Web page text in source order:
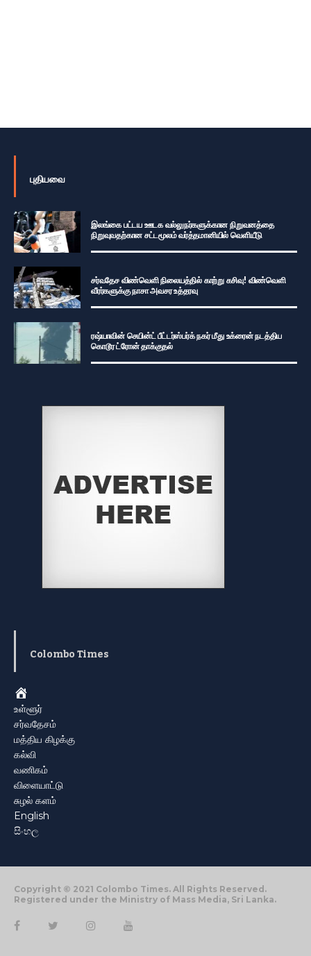
புதியவை
இலங்கை பட்டய ஊடக வல்லுநர்களுக்கான நிறுவனத்தை
நிறுவுவதற்கான சட்டமூலம் வர்த்தமானியில் வெளியீடு
சர்வதேச விண்வெளி நிலையத்தில் காற்று கசிவு! விண்வெளி
வீரர்களுக்கு நாசா அவசர உத்தரவு
ரஷ்யாவின் செயின்ட் பீட்டர்ஸ்பர்க் நகர் மீது உக்ரைன் நடத்திய
கொடூர ட்ரோன் தாக்குதல்
Colombo Times
உள்ளூர்
சர்வதேசம்
மத்திய கிழக்கு
கல்வி
வணிகம்
விளையாட்டு
சுழல் களம்
English
සිංහල
Copyright © 2021 Colombo Times. All Rights Reserved.
Registered under the Ministry of Mass Media, Sri Lanka.